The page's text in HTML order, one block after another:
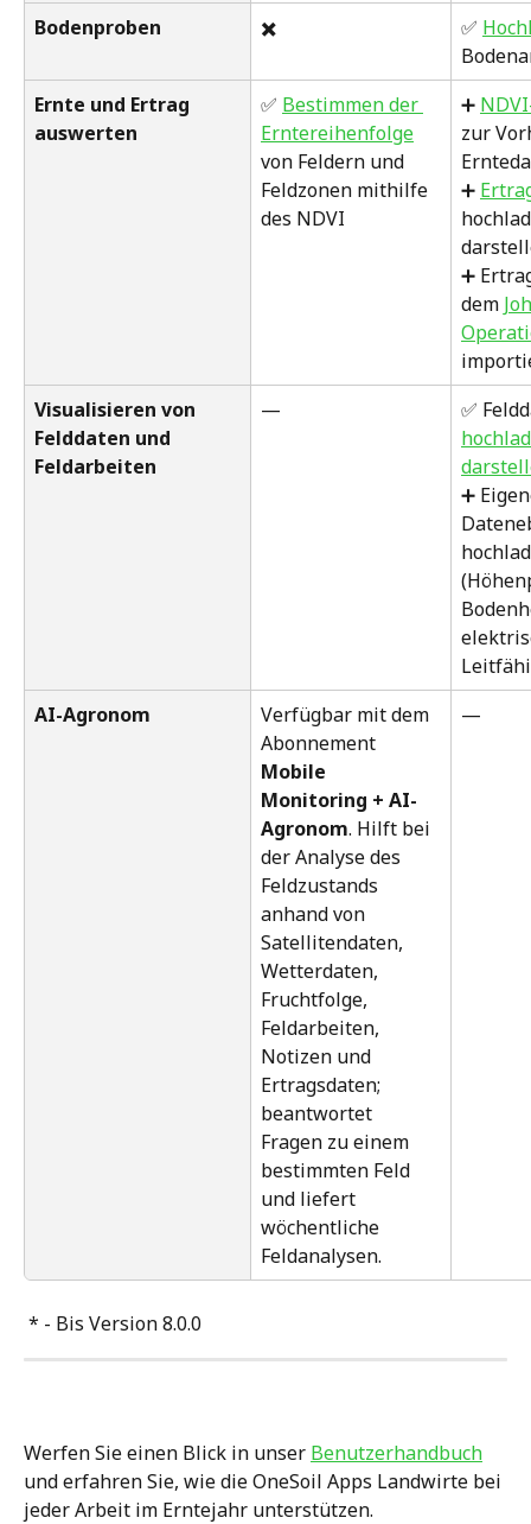
Bodenproben ✖️ ✅
Ernte und Ertrag
auswerten
✅ Bestimmen der
Erntereihenfolge
von Feldern und
Feldzonen mithilfe
des NDVI
➕
zur
➕
➕
dem
Visualisieren von
Felddaten und
Feldarbeiten
—
✅
➕
AI-Agronom
Verfügbar mit dem
Abonnement
Mobile
Monitoring + AI-
Agronom. Hilft bei
der Analyse des
Feldzustands
anhand von
Satellitendaten,
Wetterdaten,
Fruchtfolge,
Feldarbeiten,
Notizen und
Ertragsdaten;
beantwortet
Fragen zu einem
bestimmten Feld
und liefert
wöchentliche
Feldanalysen.
—
* - Bis Version 8.0.0
Werfen Sie einen Blick in unser Benutzerhandbuch
und erfahren Sie, wie die OneSoil Apps Landwirte bei
jeder Arbeit im Erntejahr unterstützen.